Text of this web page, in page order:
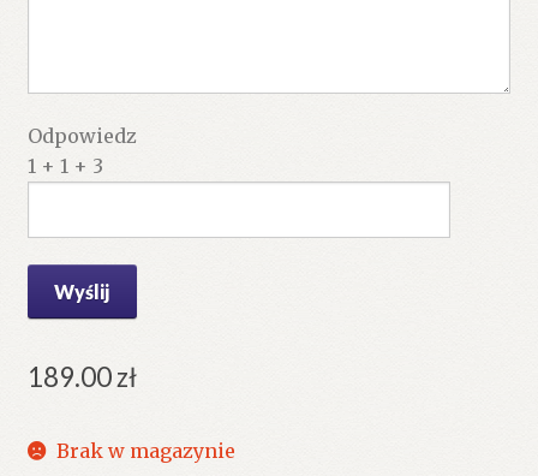
Odpowiedz
1 + 1 + 3
189.00zł
Brak w magazynie